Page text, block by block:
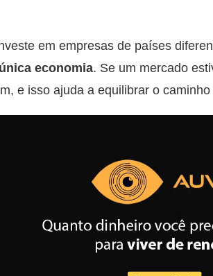
em empresas de países
economia. Se um mercado
e isso ajuda a equilibrar o